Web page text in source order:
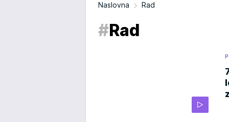
Naslovna Rad
#Rad